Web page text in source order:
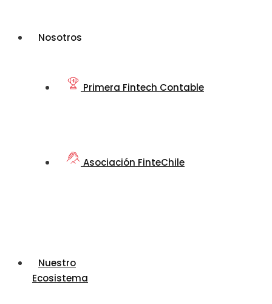
Nosotros
Primera Fintech Contable
Asociación FinteChile
Nuestro
Ecosistema